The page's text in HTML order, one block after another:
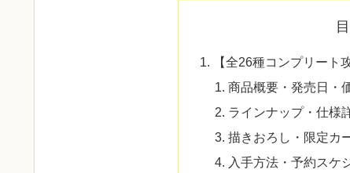
【全26種コンプリート
商品概要・発売日・
ラインナップ・仕様
描きおろし・限定カ
入手方法・予約スケ